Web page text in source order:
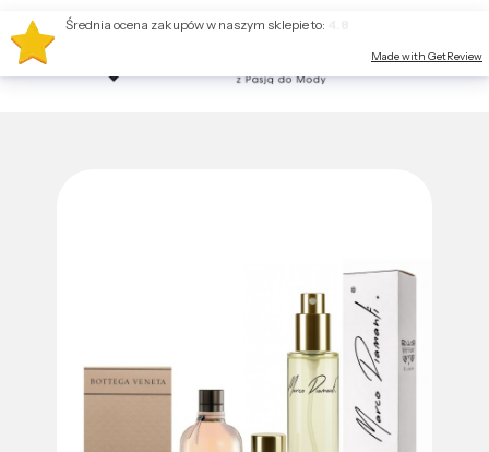
Średnia ocena zakupów w naszym sklepie to:
Made with GetReview